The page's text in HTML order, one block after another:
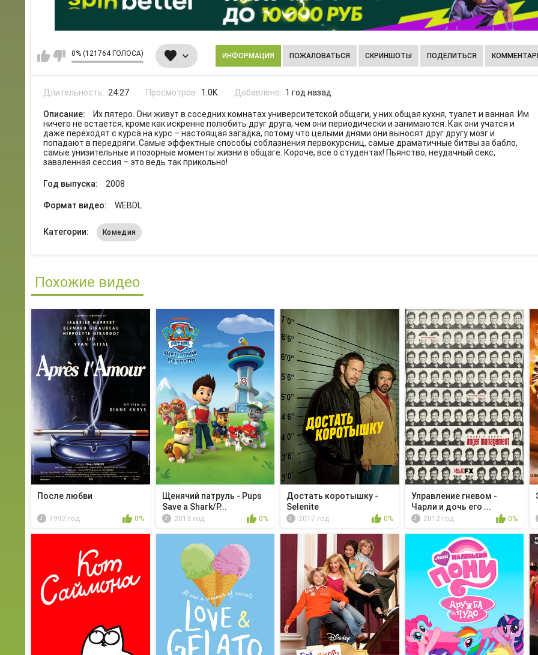
0% (121764 ГОЛОСА) ИНФОРМАЦИЯ ПОЖАЛОВАТЬСЯ СКРИНШОТЫ ПОДЕЛИТЬСЯ
Длительность: 24:27 Просмотров: 1.0K Добавлено: 1 год назад
Описание:
Их пятеро. Они живут в соседних комнатах университетской общаги, у них общая кухня, туалет и ванная. Им
ничего не остается, кроме как искренне полюбить друг друга, чем они периодически и занимаются. Как они учатся и
даже переходят с курса на курс – настоящая загадка, потому что целыми днями они выносят друг другу мозг и
попадают в передряги. Самые эффектные способы соблазнения первокурсниц, самые драматичные битвы за бабло,
самые унизительные и позорные моменты жизни в общаге. Короче, все о студентах! Пьянство, неудачный секс,
заваленная сессия – это ведь так прикольно!
Год выпуска: 2008
Формат видео: WEBDL
Категории: Комедия
Похожие видео
После любви
1992 год 0%
Щенячий патруль - Pups
Save a Shark/P...
2013 год 0%
Достать коротышку -
Selenite
2017 год 0%
Управление гневом -
Чарли и дочь его ...
2012 год 0%